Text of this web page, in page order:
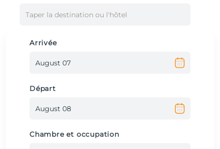
Taper la destination ou l'hôtel
Arrivée
Départ
Chambre et occupation